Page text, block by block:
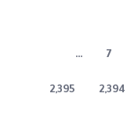
7
…
2,394
2,395